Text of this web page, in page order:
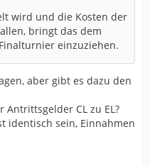
wird und die Kosten der
bringt das dem
einzuziehen.
aber gibt es dazu den
CL zu EL?
identisch sein, Einnahmen